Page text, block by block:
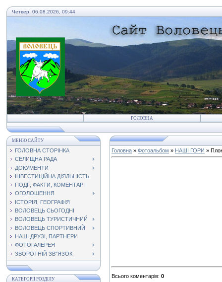
Четвер, 06.08.2026, 09:44
ГОЛОВНА
МЕНЮ САЙТУ
ГОЛОВНА СТОРІНКА
СЕЛИЩНА РАДА
ДОКУМЕНТИ
ІНВЕСТИЦІЙНА ДІЯЛЬНІСТЬ
ПОДІЇ, ФАКТИ, КОМЕНТАРІ
ОГОЛОШЕННЯ
ІСТОРІЯ, ГЕОГРАФІЯ
ВОЛОВЕЦЬ СЬОГОДНІ
ВОЛОВЕЦЬ ТУРИСТИЧНИЙ
ВОЛОВЕЦЬ СПОРТИВНИЙ
НАШІ ДРУЗІ, ПАРТНЕРИ
ФОТОГАЛЕРЕЯ
ЗВОРОТНІЙ ЗВ"ЯЗОК
КАТЕГОРІЇ РОЗДІЛУ
Головна » Фотоальбом » НАШІ ГОРИ »
Всього коментарів: 0